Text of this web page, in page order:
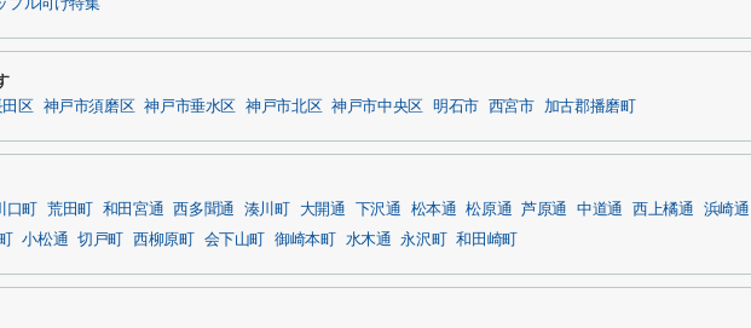
プル向け特集
区 神戸市須磨区 神戸市垂水区 神戸市北区 神戸市中央区 明石市 西宮市 加古郡播磨町
口町 荒田町 和田宮通 西多聞通 湊川町 大開通 下沢通 松本通 松原通 芦原通 中道通 西上橘通 浜崎通
小松通 切戸町 西柳原町 会下山町 御崎本町 水木通 永沢町 和田崎町